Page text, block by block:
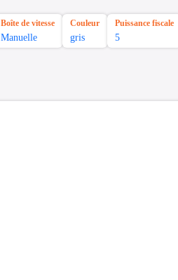
Boîte de vitesse
Manuelle
Couleur
gris
Puissance fiscale
5